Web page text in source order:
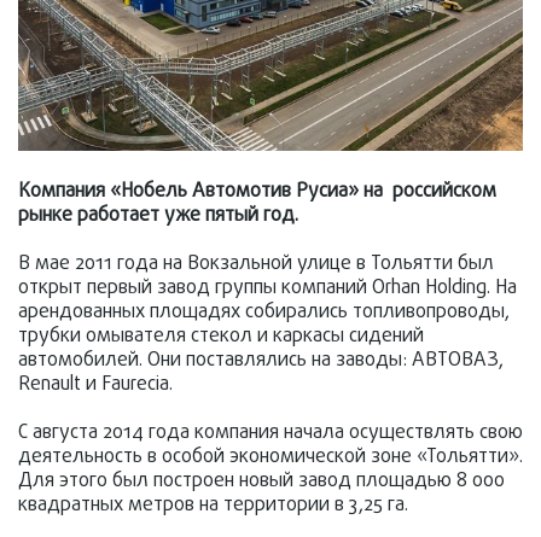
Компания «Нобель Автомотив Русиа» на российском
рынке работает уже пятый год.
В мае 2011 года на Вокзальной улице в Тольятти был
открыт первый завод группы компаний Orhan Holding. На
арендованных площадях собирались топливопроводы,
трубки омывателя стекол и каркасы сидений
автомобилей. Они поставлялись на заводы: АВТОВАЗ,
Renault и Faurecia.
С августа 2014 года компания начала осуществлять свою
деятельность в особой экономической зоне «Тольятти».
Для этого был построен новый завод площадью 8 000
квадратных метров на территории в 3,25 га.